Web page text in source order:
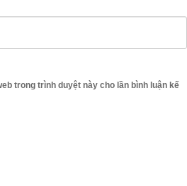
trong trình duyệt này cho lần bình luận kế